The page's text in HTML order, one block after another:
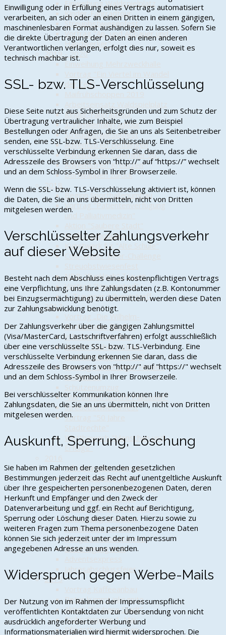
Einweihung Waldspielplatz
Kinder-Fahrradtour
Streuobstwiesenfest
Vortrag "An- und Abbauer und
Handwerker"
2019 - 2020
Einweihung Mehrzweckhalle
der Zeit"
Kinder-Fahrradtour
3. Familienfahrradtour
Streuobstwiesenfest
Adventstreff Dethlingen
Adventstreff Camminer Str.
Adventstreff Kreutzen
Dorfwappen zurück
2018
Beginn Sporthallenumbau
Vortrag "Patientenverfügung
und Palliativmedizin"
Maifrühschoppen
Kunstwerk für "Alte Schule"
Cold-Water-Beer-Challenge
NDR: "Funkloch" Trauen
Vortrag "Hausnotruf"
1. Trauener Adventstreff
2017
Vortrag „Die Wilhelm-
Bockelmann-Straße"
Info Straßenausbau
Aktion "Saubere Stadt"
Maifrühschoppen 2017
Vortrag "Lüneburger Heide -
Wolfsland"
"Wir öffnen unsere Palisaden"
Streuobstwiesenfest
Vortrag "50 Jahre
Wettbewerb "Menschen und
Erfolge"
Info schnelles Internet
Aktion Saubere Stadt
Musteranschluss Glasfaser
Frühschoppen 1. Mai
Schützenumzug Munster
Einweihung Glasfaser
Familienfahrradtour
Pflege Streuobstwiese
Besichtigung DLR
Jahresabschlussfeier
2015
Peter kümmt inkognito
Aktion "Saubere Stadt"
Frühschoppen 1. Mai
Pfingstbaumpflanzen
Einwilligung oder in Erfüllung eines Vertrags automatisiert
verarbeiten, an sich oder an einen Dritten in einem gängigen,
maschinenlesbaren Format aushändigen zu lassen. Sofern Sie
die direkte Übertragung der Daten an einen anderen
Verantwortlichen verlangen, erfolgt dies nur, soweit es
technisch machbar ist.
SSL- bzw. TLS-Verschlüsselung
Diese Seite nutzt aus Sicherheitsgründen und zum Schutz der
Übertragung vertraulicher Inhalte, wie zum Beispiel
Bestellungen oder Anfragen, die Sie an uns als Seitenbetreiber
senden, eine SSL-bzw. TLS-Verschlüsselung. Eine
verschlüsselte Verbindung erkennen Sie daran, dass die
Adresszeile des Browsers von “http://” auf “https://” wechselt
und an dem Schloss-Symbol in Ihrer Browserzeile.
Wenn die SSL- bzw. TLS-Verschlüsselung aktiviert ist, können
die Daten, die Sie an uns übermitteln, nicht von Dritten
mitgelesen werden.
Verschlüsselter Zahlungsverkehr
auf dieser Website
Besteht nach dem Abschluss eines kostenpflichtigen Vertrags
eine Verpflichtung, uns Ihre Zahlungsdaten (z.B. Kontonummer
bei Einzugsermächtigung) zu übermitteln, werden diese Daten
zur Zahlungsabwicklung benötigt.
Der Zahlungsverkehr über die gängigen Zahlungsmittel
(Visa/MasterCard, Lastschriftverfahren) erfolgt ausschließlich
über eine verschlüsselte SSL- bzw. TLS-Verbindung. Eine
verschlüsselte Verbindung erkennen Sie daran, dass die
Adresszeile des Browsers von "http://" auf "https://" wechselt
und an dem Schloss-Symbol in Ihrer Browserzeile.
Bei verschlüsselter Kommunikation können Ihre
Zahlungsdaten, die Sie an uns übermitteln, nicht von Dritten
mitgelesen werden.
Auskunft, Sperrung, Löschung
Sie haben im Rahmen der geltenden gesetzlichen
Bestimmungen jederzeit das Recht auf unentgeltliche Auskunft
über Ihre gespeicherten personenbezogenen Daten, deren
Herkunft und Empfänger und den Zweck der
Datenverarbeitung und ggf. ein Recht auf Berichtigung,
Sperrung oder Löschung dieser Daten. Hierzu sowie zu
weiteren Fragen zum Thema personenbezogene Daten
können Sie sich jederzeit unter der im Impressum
angegebenen Adresse an uns wenden.
Widerspruch gegen Werbe-Mails
Der Nutzung von im Rahmen der Impressumspflicht
veröffentlichten Kontaktdaten zur Übersendung von nicht
ausdrücklich angeforderter Werbung und
Informationsmaterialien wird hiermit widersprochen. Die